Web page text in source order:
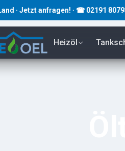
anfragen! · ☎ 02191 80793
Heizöl